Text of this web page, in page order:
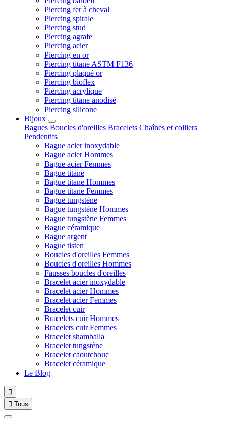
Piercing fer à cheval
Piercing spirale
Piercing stud
Piercing agrafe
Piercing acier
Piercing en or
Piercing titane ASTM F136
Piercing plaqué or
Piercing bioflex
Piercing acrylique
Piercing titane anodisé
Piercing silicone
Bijoux
Bagues Boucles d'oreilles Bracelets Chaînes et colliers
Pendentifs
Bague acier inoxydable
Bague acier Hommes
Bague acier Femmes
Bague titane
Bague titane Hommes
Bague titane Femmes
Bague tungstène
Bague tungstène Hommes
Bague tungstène Femmes
Bague céramique
Bague argent
Bague tisten
Boucles d'oreilles Femmes
Boucles d'oreilles Hommes
Fausses boucles d'oreilles
Bracelet acier inoxydable
Bracelet acier Hommes
Bracelet acier Femmes
Bracelet cuir
Bracelets cuir Hommes
Bracelets cuir Femmes
Bracelet shamballa
Bracelet tungstène
Bracelet caoutchouc
Bracelet céramique
Le Blog

 Tous